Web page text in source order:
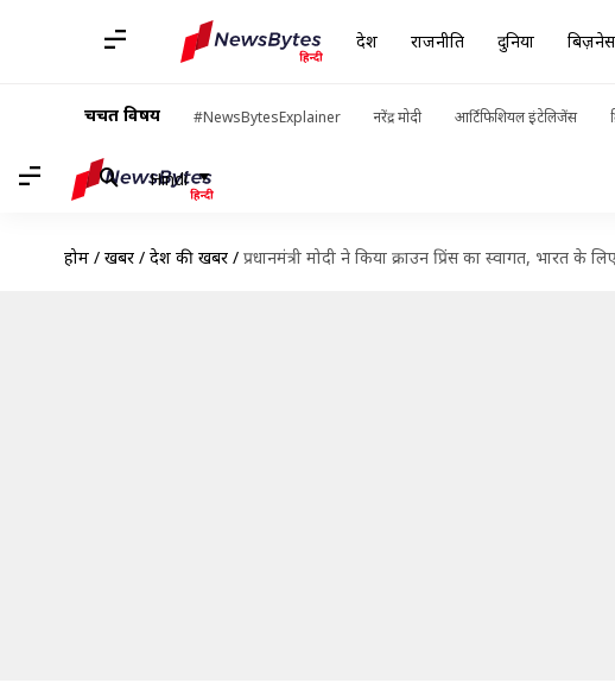
देश राजनीति दुनिया बिज़नेस
चर्चित विषय #NewsBytesExplainer नरेंद्र मोदी आर्टिफिशियल इंटेलिजेंस
Hindi
होम / खबरें / देश की खबरें / प्रधानमंत्री मोदी ने किया क्राउन प्रिंस का स्वागत, भारत के